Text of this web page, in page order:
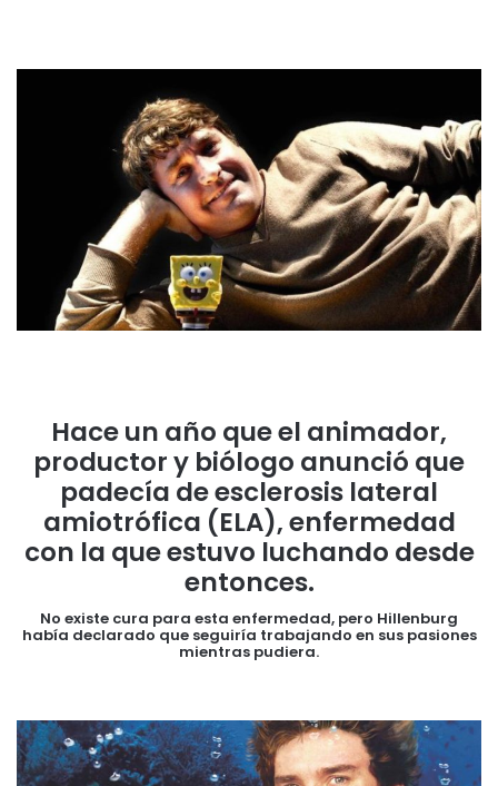
Hace un año que el animador,
productor y biólogo anunció que
padecía de esclerosis lateral
amiotrófica (ELA), enfermedad
con la que estuvo luchando desde
entonces.
No existe cura para esta enfermedad, pero Hillenburg
había declarado que seguiría trabajando en sus pasiones
mientras pudiera.